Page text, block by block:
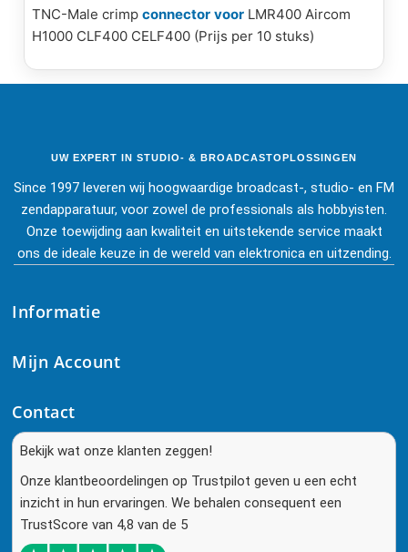
TNC-Male crimp connector voor LMR400 Aircom
H1000 CLF400 CELF400 (Prijs per 10 stuks)
UW EXPERT IN STUDIO- & BROADCASTOPLOSSINGEN
Since 1997 leveren wij hoogwaardige broadcast-, studio- en FM
zendapparatuur, voor zowel de professionals als hobbyisten.
Onze toewijding aan kwaliteit en uitstekende service maakt
ons de ideale keuze in de wereld van elektronica en uitzending.
Informatie
Mijn Account
Contact
Bekijk wat onze klanten zeggen!
Onze klantbeoordelingen op Trustpilot geven u een echt
inzicht in hun ervaringen. We behalen consequent een
TrustScore van 4,8 van de 5